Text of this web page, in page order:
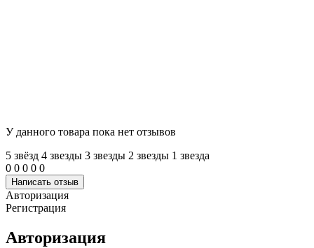
У данного товара пока нет отзывов
5 звёзд 4 звeзды 3 звeзды 2 звeзды 1 звeзда
0 0 0 0 0
Написать отзыв
Авторизация
Регистрация
Авторизация